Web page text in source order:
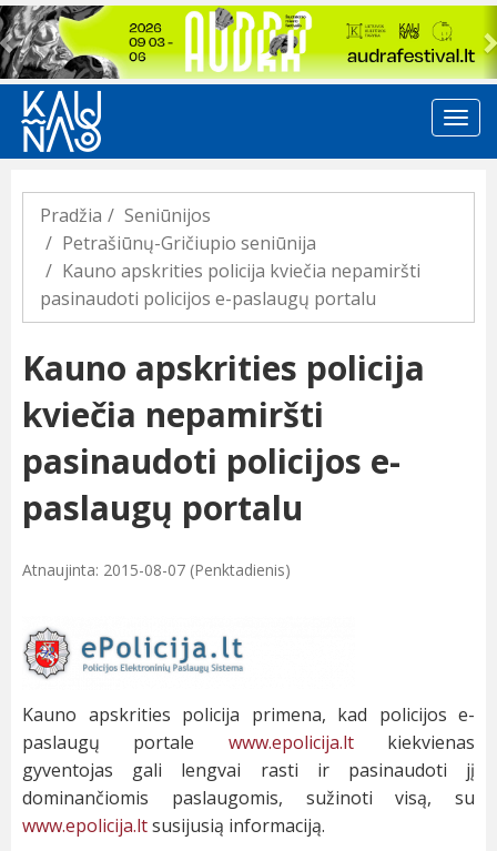
Previous
Pradžia
Seniūnijos
Petrašiūnų-Gričiupio seniūnija
Kauno apskrities policija kviečia nepamiršti
pasinaudoti policijos e-paslaugų portalu
Kauno apskrities policija
kviečia nepamiršti
pasinaudoti policijos e-
paslaugų portalu
Atnaujinta: 2015-08-07 (Penktadienis)
Kauno apskrities policija primena, kad policijos e-
paslaugų portale www.epolicija.ltkiekvienas
gyventojas gali lengvai rasti ir pasinaudoti jį
dominančiomis paslaugomis, sužinoti visą, su
www.epolicija.ltsusijusią informaciją.